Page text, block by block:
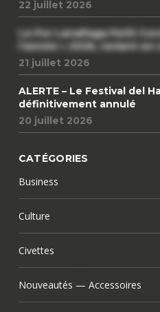
22 juillet 2026
Le Por Larrañaga Petit
l’année » 2026, revient
21 juillet 2026
ALERTE – Le Festival del
définitivement annulé
20 juillet 2026
CATÉGORIES
Business
Culture
Civettes
Nouveautés — Accessoires